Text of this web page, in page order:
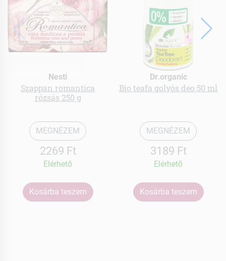
Nesti
Szappan romantica
rózsás 250 g
MEGNÉZEM
2269 Ft
Elérhetõ
Kosárba teszem
Dr.organic
Bio teafa golyós deo 50 ml
MEGNÉZEM
3189 Ft
Elérhetõ
Kosárba teszem